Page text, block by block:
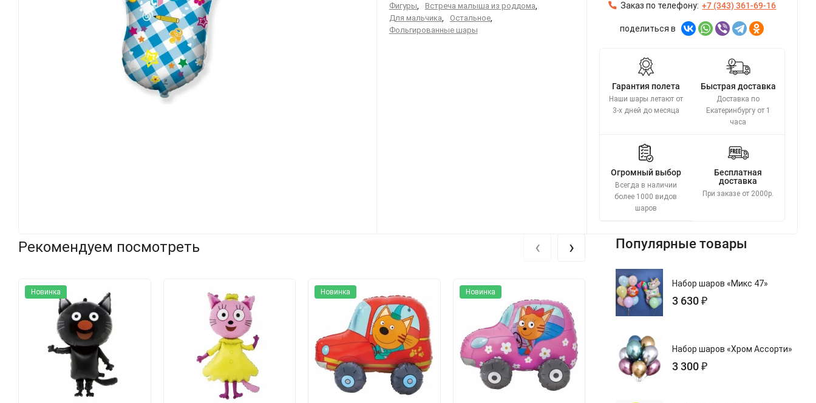
Фигуры, Встреча малыша из роддома,
Для мальчика, Остальное,
Фольгированные шары
Заказ по телефону: +7 (343) 361-69-16
поделиться в
Гарантия полета
Наши шары летают от
3-х дней до месяца
Быстрая доставка
Доставка по
Екатеринбургу от 1
часа
Огромный выбор
Всегда в наличии
более 1000 видов
шаров
Бесплатная
доставка
При заказе от 2000р.
Рекомендуем посмотреть
Новинка Новинка Новинка Новинка
‹ › Популярные товары
Набор шаров «Микс 47»
3 630 ₽
Набор шаров «Хром Ассорти»
3 300 ₽